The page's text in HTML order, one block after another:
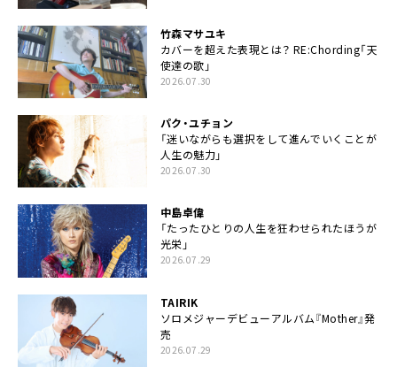
竹森マサユキ
カバーを超えた表現とは？ RE:Chording「天
使達の歌」
2026.07.30
パク・ユチョン
「迷いながらも選択をして進んでいくことが
人生の魅力」
2026.07.30
中島卓偉
「たったひとりの人生を狂わせられたほうが
光栄」
2026.07.29
TAIRIK
ソロメジャーデビューアルバム『Mother』発
売
2026.07.29